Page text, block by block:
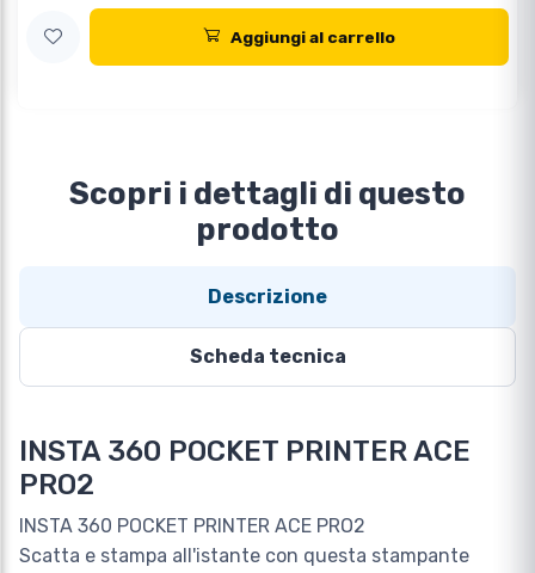
Aggiungi al carrello
Scopri i dettagli di questo
prodotto
Descrizione
Scheda tecnica
INSTA 360 POCKET PRINTER ACE
PRO2
INSTA 360 POCKET PRINTER ACE PRO2
Scatta e stampa all'istante con questa stampante